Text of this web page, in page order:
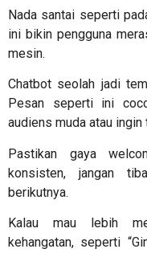
Nada santai seperti
ini bikin pengguna
mesin.
Chatbot seolah jadi
Pesan seperti ini
audiens muda atau
Pastikan gaya
konsisten, jangan
berikutnya.
Kalau mau lebih
kehangatan, seperti